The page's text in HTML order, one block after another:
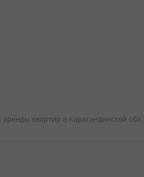
квартир в Карагандинской обл.